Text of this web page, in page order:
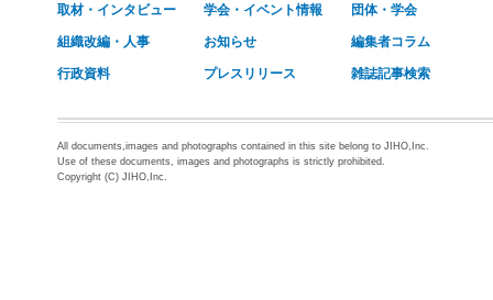
取材・インタビュー 学会・イベント情報 団体・学会
組織改編・人事 お知らせ 編集者コラム
行政資料 プレスリリース 雑誌記事検索
All documents,images and photographs contained in this site belong to JIHO,Inc.
Use of these documents, images and photographs is strictly prohibited.
Copyright (C) JIHO,Inc.